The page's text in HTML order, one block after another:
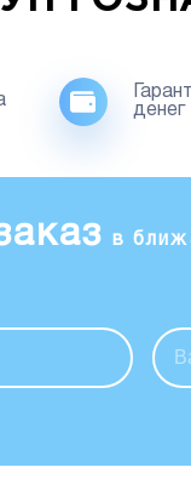
денег
в